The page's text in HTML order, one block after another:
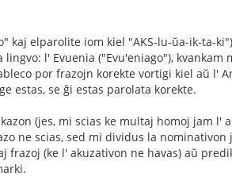
kaj elparolite iom kiel "AKS-lu-ŭa-ik-ta-
l' Evuenia ("Evu'eniago"),
por frazojn korekte vortigi kiel aŭ l'
estas, se ĝi estas parolata korekte.
(jes, mi scias ke multaj homoj jam l'
ne scias, sed mi dividus la
(ke l' akuzativon ne havas) aŭ